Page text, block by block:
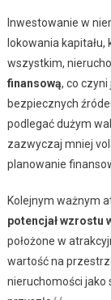
Inwestowanie w
lokowania
wszystkim,
finansową, co
bezpiecznych
podlegać dużym
zazwyczaj mniej
planowanie
Kolejnym ważnym
potencjał wzrostu
położone w
wartość na
nieruchomości jako